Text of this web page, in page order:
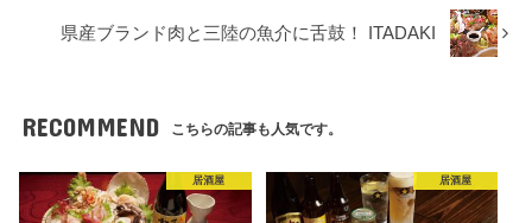
県産ブランド肉と三陸の魚介に舌鼓！ ITADAKI
RECOMMEND こちらの記事も人気です。
居酒屋 居酒屋